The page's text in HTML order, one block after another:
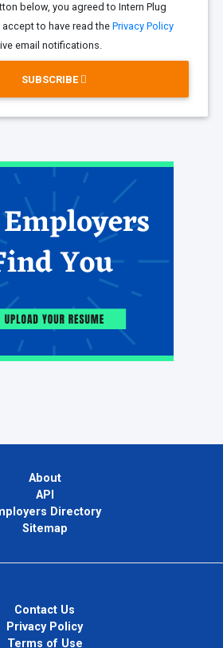
below, you agreed to Intern Plug
accept to have read the Privacy Policy
email notifications.
SUBSCRIBE
About
API
Directory
Sitemap
Contact Us
Privacy Policy
Terms of Use